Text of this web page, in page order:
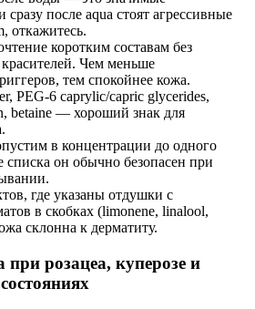
после aqua стоят агрессивные
коротким составам без
Чем меньше
тем спокойнее кожа.
PEG‑6 caprylic/capric glycerides,
betaine — хороший знак для
в концентрации до одного
списка он обычно безопасен при
где указаны отдушки с
в скобках (limonene, linalool,
склонна к дерматиту.
розацеа, куперозе и